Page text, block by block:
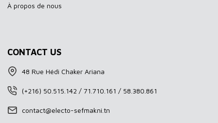
À propos de nous
CONTACT US
48 Rue Hédi Chaker Ariana
(+216) 50.515.142 / 71.710.161 / 58.380.861
contact@electo-sefmakni.tn